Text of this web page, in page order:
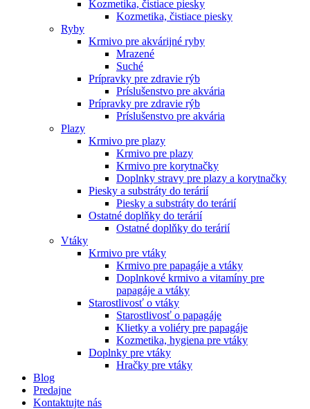
Kozmetika, čistiace piesky
Kozmetika, čistiace piesky
Ryby
Krmivo pre akvárijné ryby
Mrazené
Suché
Prípravky pre zdravie rýb
Príslušenstvo pre akvária
Prípravky pre zdravie rýb
Príslušenstvo pre akvária
Plazy
Krmivo pre plazy
Krmivo pre plazy
Krmivo pre korytnačky
Doplnky stravy pre plazy a korytnačky
Piesky a substráty do terárií
Piesky a substráty do terárií
Ostatné doplňky do terárií
Ostatné doplňky do terárií
Vtáky
Krmivo pre vtáky
Krmivo pre papagáje a vtáky
Doplnkové krmivo a vitamíny pre
papagáje a vtáky
Starostlivosť o vtáky
Starostlivosť o papagáje
Klietky a voliéry pre papagáje
Kozmetika, hygiena pre vtáky
Doplnky pre vtáky
Hračky pre vtáky
Blog
Predajne
Kontaktujte nás